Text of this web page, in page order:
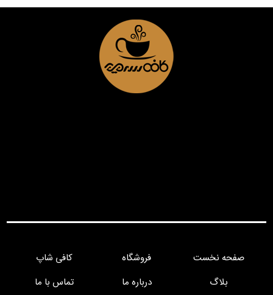
صفحه نخست فروشگاه
کافی شاپ
بلاگ
درباره ما تماس با ما